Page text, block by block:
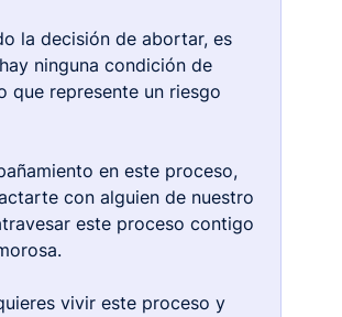
la decisión de abortar, es
ninguna condición de
que represente un riesgo
en este proceso,
con alguien de nuestro
este proceso contigo
vivir este proceso y